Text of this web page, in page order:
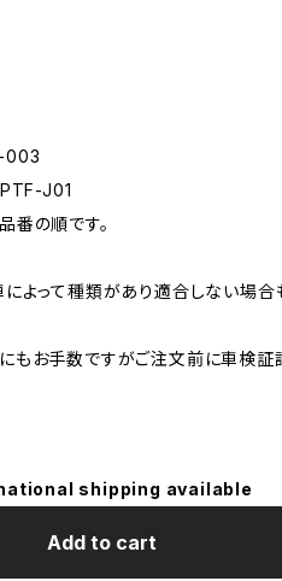
003
J01
の順です。
よって種類があり適合しない場合
もお手数ですがご注文前に車検
shipping available
Add to cart